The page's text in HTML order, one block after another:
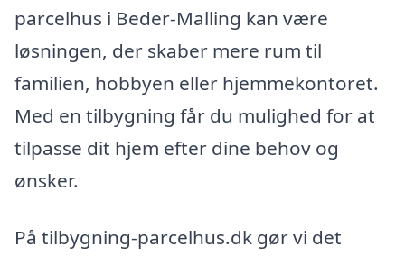
parcelhus i Beder-Malling kan være
løsningen, der skaber mere rum til
familien, hobbyen eller hjemmekontoret.
Med en tilbygning får du mulighed for at
tilpasse dit hjem efter dine behov og
ønsker.
På tilbygning-parcelhus.dk gør vi det